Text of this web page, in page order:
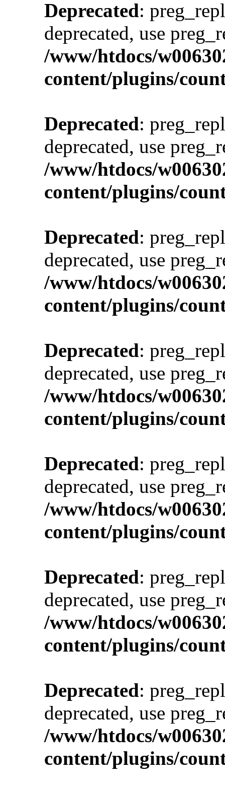
Deprecated:
deprecated, use
/www/htdocs/
content/plugins/
Deprecated:
deprecated, use
/www/htdocs/
content/plugins/
Deprecated:
deprecated, use
/www/htdocs/
content/plugins/
Deprecated:
deprecated, use
/www/htdocs/
content/plugins/
Deprecated:
deprecated, use
/www/htdocs/
content/plugins/
Deprecated:
deprecated, use
/www/htdocs/
content/plugins/
Deprecated:
deprecated, use
/www/htdocs/
content/plugins/